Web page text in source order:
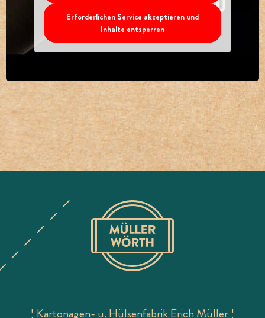
Erforderlichen Service akzeptieren und
Inhalte entsperren
¦ Kartonagen- u. Hülsenfabrik Erich Müller ¦